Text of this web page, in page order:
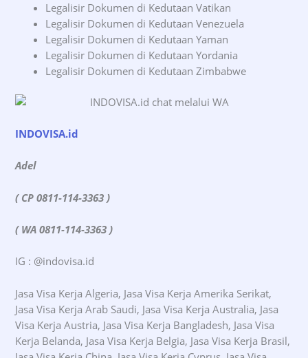
Legalisir Dokumen di Kedutaan Vatikan
Legalisir Dokumen di Kedutaan Venezuela
Legalisir Dokumen di Kedutaan Yaman
Legalisir Dokumen di Kedutaan Yordania
Legalisir Dokumen di Kedutaan Zimbabwe
INDOVISA.id
Adel
( CP 0811-114-3363 )
( WA 0811-114-3363 )
IG : @indovisa.id
Jasa Visa Kerja Algeria, Jasa Visa Kerja Amerika Serikat,
Jasa Visa Kerja Arab Saudi, Jasa Visa Kerja Australia, Jasa
Visa Kerja Austria, Jasa Visa Kerja Bangladesh, Jasa Visa
Kerja Belanda, Jasa Visa Kerja Belgia, Jasa Visa Kerja Brasil,